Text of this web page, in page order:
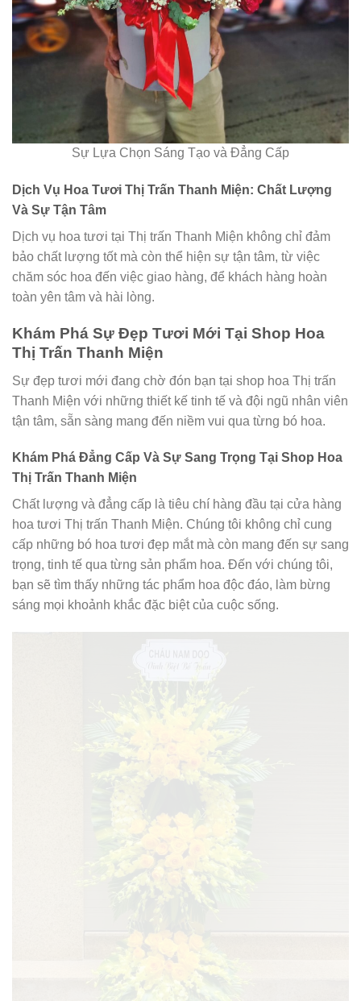
Sự Lựa Chọn Sáng Tạo và Đẳng Cấp
Dịch Vụ Hoa Tươi Thị Trấn Thanh Miện: Chất Lượng
Và Sự Tận Tâm
Dịch vụ hoa tươi tại Thị trấn Thanh Miện không chỉ đảm
bảo chất lượng tốt mà còn thể hiện sự tận tâm, từ việc
chăm sóc hoa đến việc giao hàng, để khách hàng hoàn
toàn yên tâm và hài lòng.
Khám Phá Sự Đẹp Tươi Mới Tại Shop Hoa
Thị Trấn Thanh Miện
Sự đẹp tươi mới đang chờ đón bạn tại shop hoa Thị trấn
Thanh Miện với những thiết kế tinh tế và đội ngũ nhân viên
tận tâm, sẵn sàng mang đến niềm vui qua từng bó hoa.
Khám Phá Đẳng Cấp Và Sự Sang Trọng Tại Shop Hoa
Thị Trấn Thanh Miện
Chất lượng và đẳng cấp là tiêu chí hàng đầu tại cửa hàng
hoa tươi Thị trấn Thanh Miện. Chúng tôi không chỉ cung
cấp những bó hoa tươi đẹp mắt mà còn mang đến sự sang
trọng, tinh tế qua từng sản phẩm hoa. Đến với chúng tôi,
bạn sẽ tìm thấy những tác phẩm hoa độc đáo, làm bừng
sáng mọi khoảnh khắc đặc biệt của cuộc sống.